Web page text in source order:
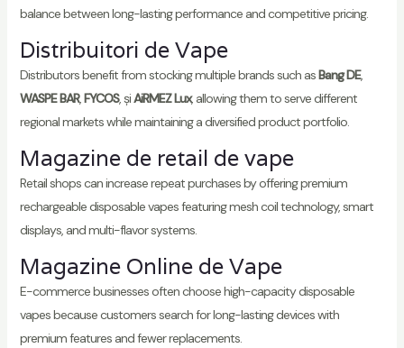
balance between long-lasting performance and competitive pricing.
Distribuitori de Vape
Distributors benefit from stocking multiple brands such as Bang DE,
WASPE BAR, FYCOS, șiAiRMEZ Lux, allowing them to serve different
regional markets while maintaining a diversified product portfolio.
Magazine de retail de vape
Retail shops can increase repeat purchases by offering premium
rechargeable disposable vapes featuring mesh coil technology, smart
displays, and multi-flavor systems.
Magazine Online de Vape
E-commerce businesses often choose high-capacity disposable
vapes because customers search for long-lasting devices with
premium features and fewer replacements.